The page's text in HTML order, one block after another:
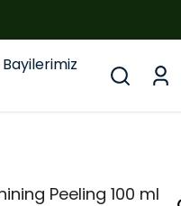
Bayilerimiz
Peeling 100 ml